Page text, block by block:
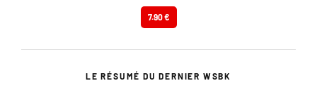
7.90 €
LE RÉSUMÉ DU DERNIER WSBK